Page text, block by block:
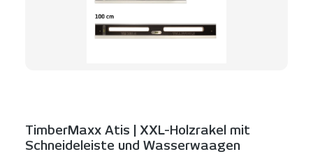
TimberMaxx Atis | XXL-Holzrakel mit
Schneideleiste und Wasserwaagen